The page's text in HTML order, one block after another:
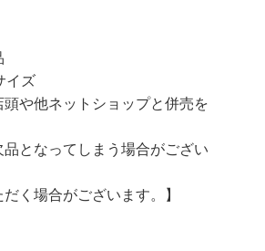
イズ
や他ネットショップと併売を
となってしまう場合がござい
く場合がございます。】